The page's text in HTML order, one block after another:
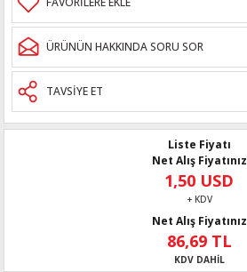
ÜRÜNÜN HAKKINDA SORU SOR
TAVSİYE ET
Liste Fiyatı
Net Alış Fiyatınız
1,50 USD
+ KDV
Net Alış Fiyatınız
86,69 TL
KDV DAHİL